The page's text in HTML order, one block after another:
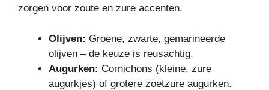
zorgen voor zoute en zure accenten.
Olijven: Groene, zwarte, gemarineerde
olijven – de keuze is reusachtig.
Augurken: Cornichons (kleine, zure
augurkjes) of grotere zoetzure augurken.